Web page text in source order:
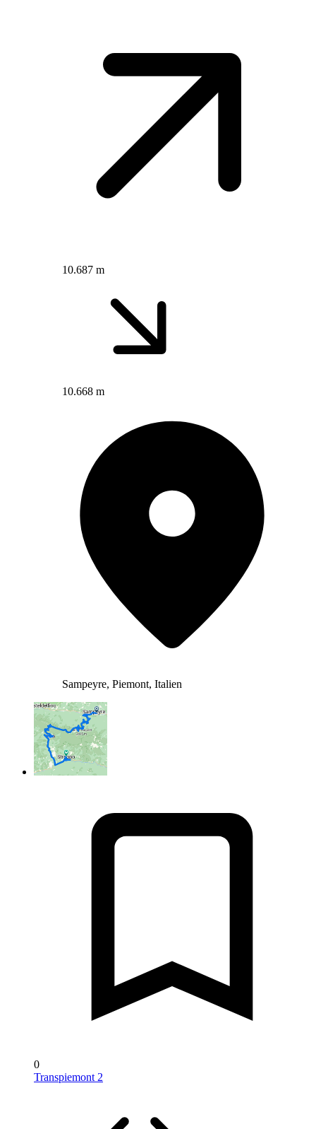
10.687 m
10.668 m
Sampeyre, Piemont, Italien
0
Transpiemont 2